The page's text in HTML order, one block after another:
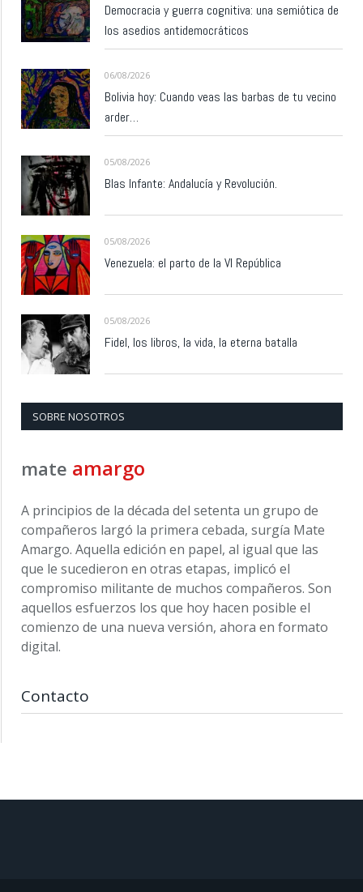
Democracia y guerra cognitiva: una semiótica de
los asedios antidemocráticos
06/08/2026
Bolivia hoy: Cuando veas las barbas de tu vecino
arder…
05/08/2026
Blas Infante: Andalucía y Revolución.
05/08/2026
Venezuela: el parto de la VI República
05/08/2026
Fidel, los libros, la vida, la eterna batalla
SOBRE NOSOTROS
mate amargo
A principios de la década del setenta un grupo de
compañeros largó la primera cebada, surgía Mate
Amargo. Aquella edición en papel, al igual que las
que le sucedieron en otras etapas, implicó el
compromiso militante de muchos compañeros. Son
aquellos esfuerzos los que hoy hacen posible el
comienzo de una nueva versión, ahora en formato
digital.
Contacto